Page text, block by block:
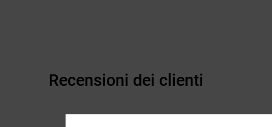
Recensioni dei clienti